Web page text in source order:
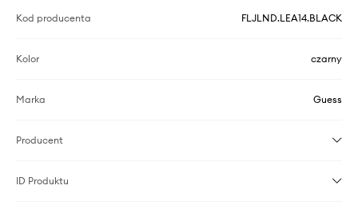
Kod producenta FLJLND.LEA14.BLACK
Kolor czarny
Marka Guess
Producent
ID Produktu